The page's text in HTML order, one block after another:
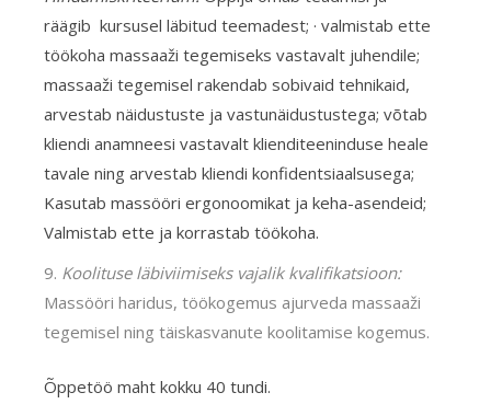
räägib kursusel läbitud teemadest; · valmistab ette
töökoha massaaži tegemiseks vastavalt juhendile;
massaaži tegemisel rakendab sobivaid tehnikaid,
arvestab näidustuste ja vastunäidustustega; võtab
kliendi anamneesi vastavalt klienditeeninduse heale
tavale ning arvestab kliendi konfidentsiaalsusega;
Kasutab massööri ergonoomikat ja keha-asendeid;
Valmistab ette ja korrastab töökoha.
Koolituse läbiviimiseks vajalik kvalifikatsioon:
Massööri haridus, töökogemus ajurveda massaaži
tegemisel ning täiskasvanute koolitamise kogemus.
Õppetöö maht kokku 40 tundi.